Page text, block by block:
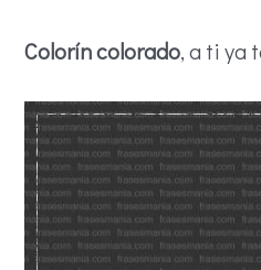
Colorín colorado, a ti ya